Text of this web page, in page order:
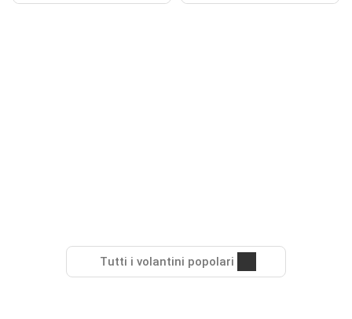
Tutti i volantini popolari